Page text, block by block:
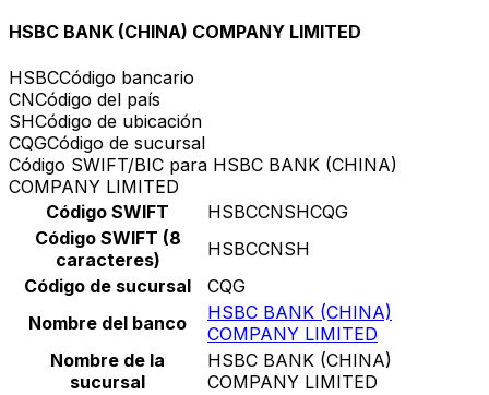
HSBC BANK (CHINA) COMPANY LIMITED
HSBCCódigo bancario
CNCódigo del país
SHCódigo de ubicación
CQGCódigo de sucursal
Código SWIFT/BIC para HSBC BANK (CHINA)
COMPANY LIMITED
Código SWIFT
HSBCCNSHCQG
Código SWIFT (8
caracteres)
HSBCCNSH
Código de sucursal
CQG
Nombre del banco
HSBC BANK (CHINA)
COMPANY LIMITED
Nombre de la
sucursal
HSBC BANK (CHINA)
COMPANY LIMITED